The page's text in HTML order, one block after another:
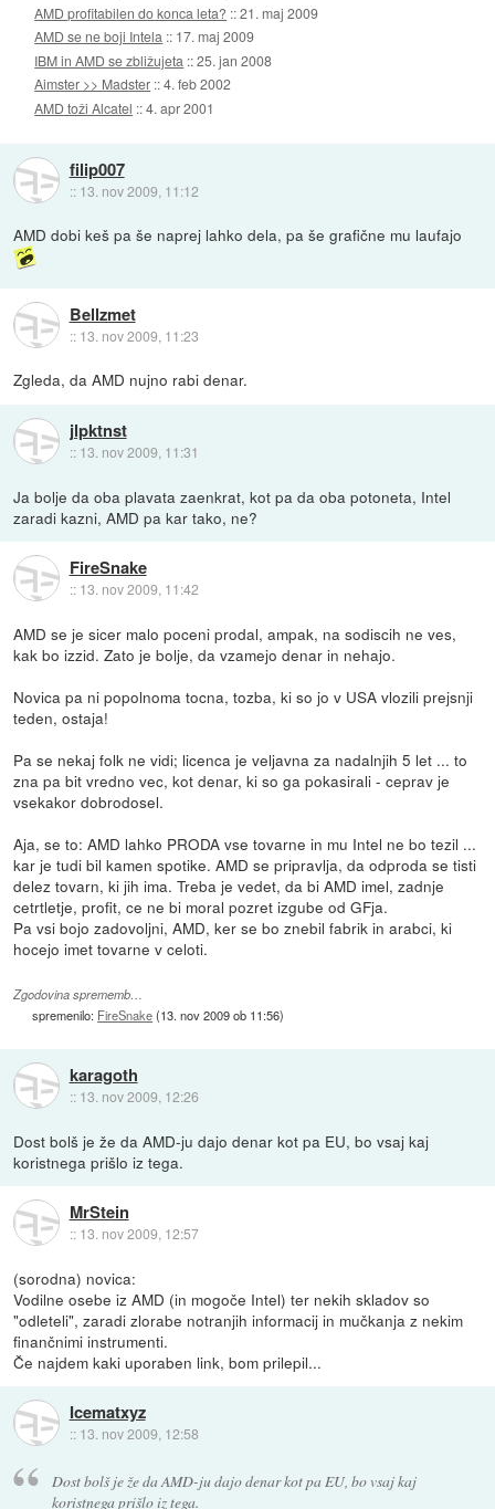
AMD profitabilen do konca leta? ::21. maj 2009
AMD se ne boji Intela :: 17. maj 2009
IBM in AMD se zbližujeta ::25. jan 2008
Aimster >> Madster ::4. feb 2002
AMD toži Alcatel ::4. apr 2001
filip007
:: 13. nov 2009, 11:12
AMD dobi keš pa še naprej lahko dela, pa še grafične mu laufajo
Bellzmet
:: 13. nov 2009, 11:23
Zgleda, da AMD nujno rabi denar.
jlpktnst
:: 13. nov 2009, 11:31
Ja bolje da oba plavata zaenkrat, kot pa da oba potoneta, Intel
zaradi kazni, AMD pa kar tako, ne?
FireSnake
:: 13. nov 2009, 11:42
AMD se je sicer malo poceni prodal, ampak, na sodiscih ne ves,
kak bo izzid. Zato je bolje, da vzamejo denar in nehajo.
Novica pa ni popolnoma tocna, tozba, ki so jo v USA vlozili prejsnji
teden, ostaja!
Pa se nekaj folk ne vidi; licenca je veljavna za nadalnjih 5 let ... to
zna pa bit vredno vec, kot denar, ki so ga pokasirali - ceprav je
vsekakor dobrodosel.
Aja, se to: AMD lahko PRODA vse tovarne in mu Intel ne bo tezil ...
kar je tudi bil kamen spotike. AMD se pripravlja, da odproda se tisti
delez tovarn, ki jih ima. Treba je vedet, da bi AMD imel, zadnje
cetrtletje, profit, ce ne bi moral pozret izgube od GFja.
Pa vsi bojo zadovoljni, AMD, ker se bo znebil fabrik in arabci, ki
hocejo imet tovarne v celoti.
Zgodovina sprememb…
spremenilo: FireSnake(13. nov 2009 ob 11:56)
karagoth
:: 13. nov 2009, 12:26
Dost bolš je že da AMD-ju dajo denar kot pa EU, bo vsaj kaj
koristnega prišlo iz tega.
MrStein
:: 13. nov 2009, 12:57
(sorodna) novica:
Vodilne osebe iz AMD (in mogoče Intel) ter nekih skladov so
"odleteli", zaradi zlorabe notranjih informacij in mučkanja z nekim
finančnimi instrumenti.
Če najdem kaki uporaben link, bom prilepil...
Icematxyz
:: 13. nov 2009, 12:58
Dost bolš je že da AMD-ju dajo denar kot pa EU, bo vsaj kaj
koristnega prišlo iz tega.